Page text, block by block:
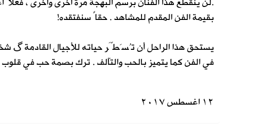
بقيمة الفن المقدم للمشاهد . حقاً سنفتقده!
يستحق هذا الراحل أن تُسَطَّر حياته للأجيال القادمة گ
في الفن كما يتميز بالحب والتآلف . ترك بصمة حب في قلوب
١٢ اغسطس ٢٠١٧